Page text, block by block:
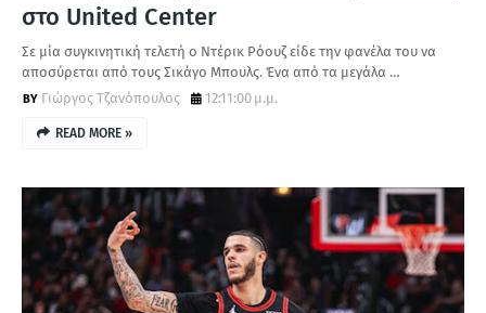
στο United Center
Σε μία συγκινητική τελετή ο Ντέρικ Ρόουζ είδε την φανέλα του να
αποσύρεται από τους Σικάγο Μπουλς. Ένα από τα μεγάλα …
Γιώργος Τζανόπουλος
12:11:00 μ.μ.
READ MORE »